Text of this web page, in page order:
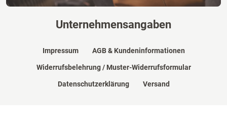
Unternehmensangaben
Impressum AGB & Kundeninformationen
Widerrufsbelehrung / Muster-Widerrufsformular
Datenschutzerklärung Versand